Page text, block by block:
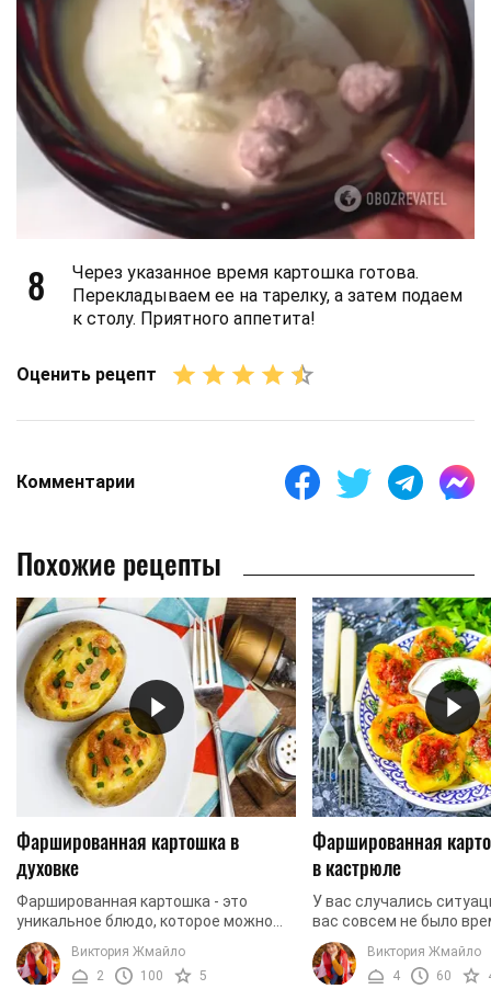
8
Через указанное время картошка готова.
Перекладываем ее на тарелку, а затем подаем
к столу. Приятного аппетита!
Оценить рецепт
Комментарии
Похожие рецепты
Фаршированная картошка в
духовке
Фаршированная картошка - это
уникальное блюдо, которое можно
готовить в духовке, на плите, в
мультиварке и даже в
микроволновке. Мы сегодня хотим
Виктория Жмайло
2
100 5
Фаршированная
в кастрюле
У вас случались
вас совсем не было
фантазии и создания
блюд, а приготовить
сытное горячее ...
Виктория Жмайло
4
60